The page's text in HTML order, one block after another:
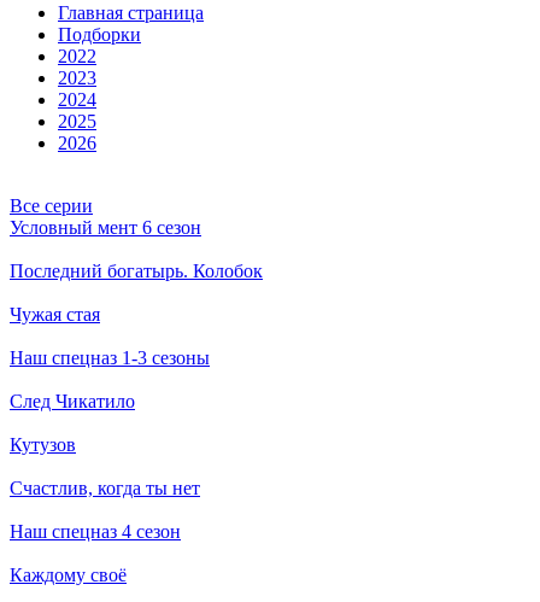
Глав­ная стра­ни­ца
Подборки
2022
2023
2024
2025
2026
Все серии
Условный мент 6 сезон
Последний богатырь. Колобок
Чужая стая
Наш спецназ 1-3 сезоны
След Чикатило
Кутузов
Счастлив, когда ты нет
Наш спецназ 4 сезон
Каждому своё